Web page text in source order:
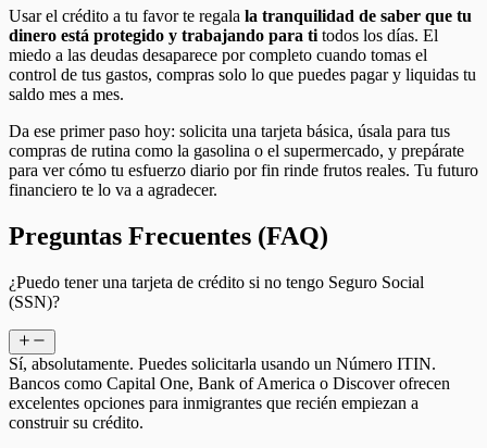
Usar el crédito a tu favor te regala la tranquilidad de saber que tu
dinero está protegido y trabajando para titodos los días. El
miedo a las deudas desaparece por completo cuando tomas el
control de tus gastos, compras solo lo que puedes pagar y liquidas tu
saldo mes a mes.
Da ese primer paso hoy: solicita una tarjeta básica, úsala para tus
compras de rutina como la gasolina o el supermercado, y prepárate
para ver cómo tu esfuerzo diario por fin rinde frutos reales. Tu futuro
financiero te lo va a agradecer.
Preguntas Frecuentes (FAQ)
¿Puedo tener una tarjeta de crédito si no tengo Seguro Social
(SSN)?
Sí, absolutamente. Puedes solicitarla usando un Número ITIN.
Bancos como Capital One, Bank of America o Discover ofrecen
excelentes opciones para inmigrantes que recién empiezan a
construir su crédito.